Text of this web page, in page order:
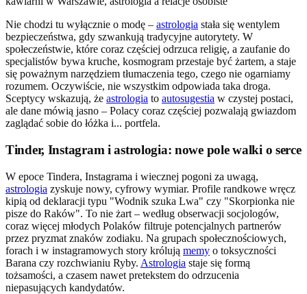
Nie chodzi tu wyłącznie o modę – astrologia stała się wentylem
bezpieczeństwa, gdy szwankują tradycyjne autorytety. W
społeczeństwie, które coraz częściej odrzuca religię, a zaufanie do
specjalistów bywa kruche, kosmogram przestaje być żartem, a staje
się poważnym narzędziem tłumaczenia tego, czego nie ogarniamy
rozumem. Oczywiście, nie wszystkim odpowiada taka droga.
Sceptycy wskazują, że astrologia to autosugestia w czystej postaci,
ale dane mówią jasno – Polacy coraz częściej pozwalają gwiazdom
zaglądać sobie do łóżka i... portfela.
Tinder, Instagram i astrologia: nowe pole walki o serce
W epoce Tindera, Instagrama i wiecznej pogoni za uwagą,
astrologia zyskuje nowy, cyfrowy wymiar. Profile randkowe wręcz
kipią od deklaracji typu "Wodnik szuka Lwa" czy "Skorpionka nie
pisze do Raków". To nie żart – według obserwacji socjologów,
coraz więcej młodych Polaków filtruje potencjalnych partnerów
przez pryzmat znaków zodiaku. Na grupach społecznościowych,
forach i w instagramowych story królują memy o toksyczności
Barana czy rozchwianiu Ryby. Astrologia staje się formą
tożsamości, a czasem nawet pretekstem do odrzucenia
niepasujących kandydatów.